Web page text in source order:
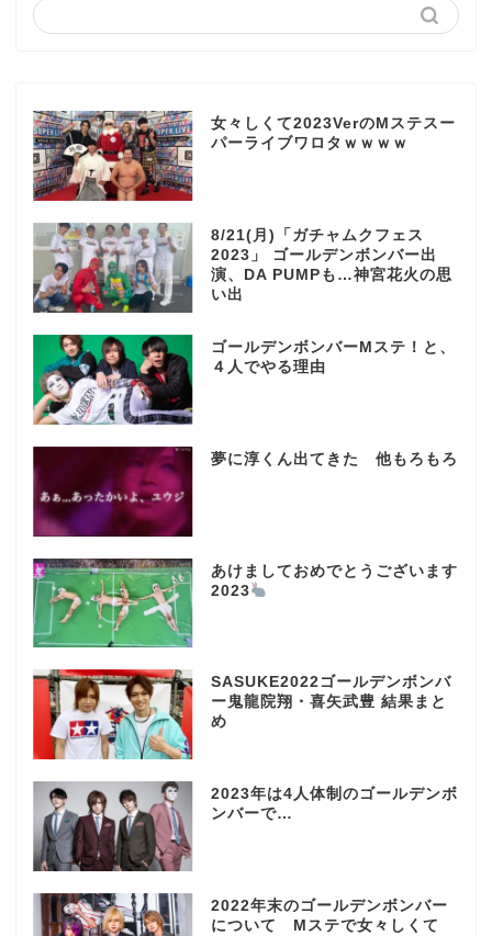
女々しくて2023VerのMステスー
パーライブワロタｗｗｗｗ
8/21(月)「ガチャムクフェス
2023」 ゴールデンボンバー出
演、DA PUMPも…神宮花火の思
い出
ゴールデンボンバーMステ！と、
４人でやる理由
夢に淳くん出てきた 他もろもろ
あけましておめでとうございます
2023
SASUKE2022ゴールデンボンバ
ー鬼龍院翔・喜矢武豊 結果まと
め
2023年は4人体制のゴールデンボ
ンバーで…
2022年末のゴールデンボンバー
について Mステで女々しくて